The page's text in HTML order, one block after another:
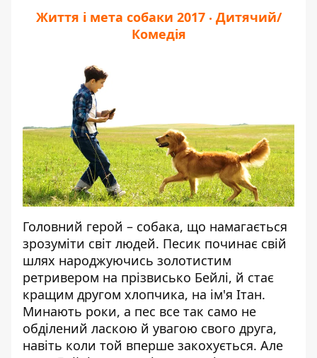
Життя і мета собаки 2017 ‧ Дитячий/
Комедія
Головний герой – собака, що намагається
зрозуміти світ людей. Песик починає свій
шлях народжуючись золотистим
ретривером на прізвисько Бейлі, й стає
кращим другом хлопчика, на ім'я Ітан.
Минають роки, а пес все так само не
обділений ласкою й увагою свого друга,
навіть коли той вперше закохується. Але